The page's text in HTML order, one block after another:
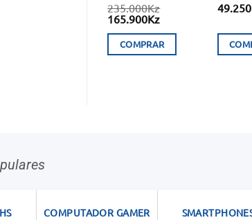
235.000Kz
O
original
era:
165.900KzO
atual
é:
COMPRAR
49.250
COMPUTADOR GAMER